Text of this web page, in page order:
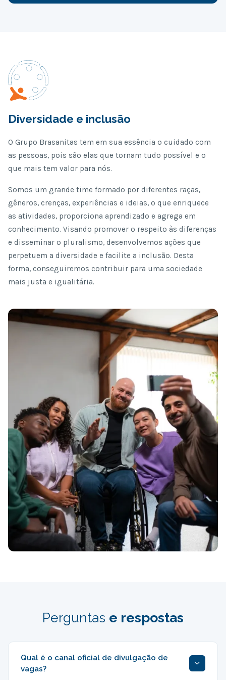
Diversidade e inclusão
O Grupo Brasanitas tem em sua essência o cuidado com
as pessoas, pois são elas que tornam tudo possível e o
que mais tem valor para nós.
Somos um grande time formado por diferentes raças,
gêneros, crenças, experiências e ideias, o que enriquece
as atividades, proporciona aprendizado e agrega em
conhecimento. Visando promover o respeito às diferenças
e disseminar o pluralismo, desenvolvemos ações que
perpetuem a diversidade e facilite a inclusão. Desta
forma, conseguiremos contribuir para uma sociedade
mais justa e igualitária.
Perguntas e respostas
Qual é o canal oficial de divulgação de
vagas?